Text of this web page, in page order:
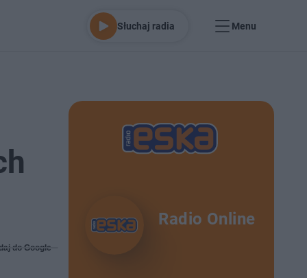
Słuchaj radia Menu
do Google
Radio Online